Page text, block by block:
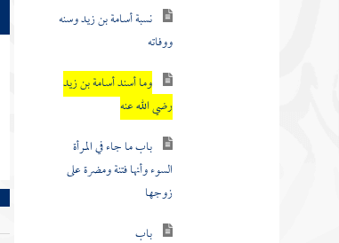
نسبة أسامة بن زيد وسنه
ووفاته
وما أسند أسامة بن زيد
رضي الله عنه
باب ما جاء في المرأة
السوء وأنها فتنة ومضرة على
زوجها
باب